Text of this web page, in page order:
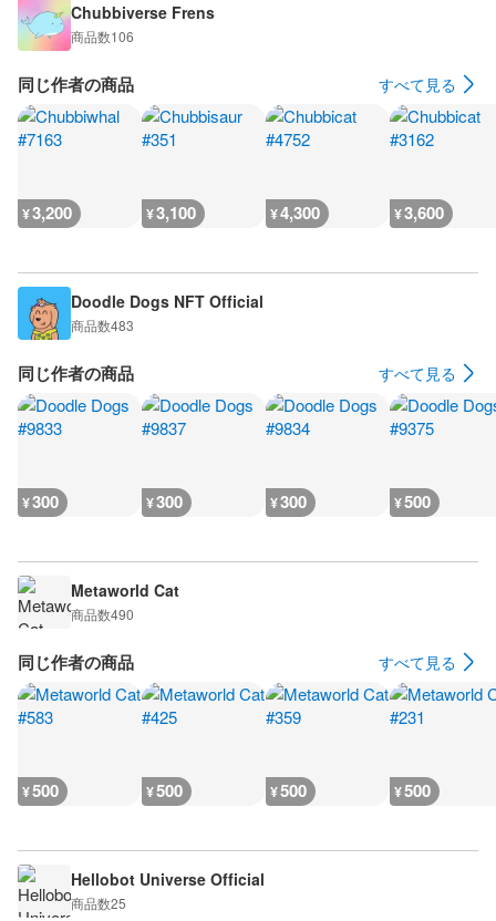
Chubbiverse Frens
商品数106
同じ作者の商品 すべて見る
¥3,200 ¥3,100 ¥4,300 ¥3,600
Doodle Dogs NFT Official
商品数483
同じ作者の商品 すべて見る
¥300 ¥300 ¥300 ¥500
Metaworld Cat
商品数490
同じ作者の商品 すべて見る
¥500 ¥500 ¥500 ¥500
Hellobot Universe Official
商品数25